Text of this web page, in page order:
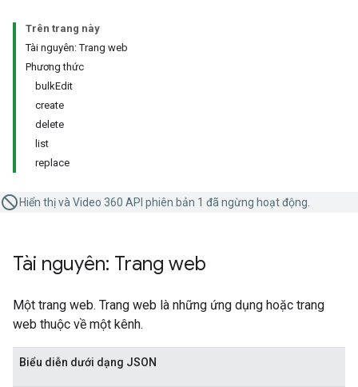
Trên trang này
Tài nguyên: Trang web
Phương thức
bulkEdit
create
delete
list
replace
Hiển thị và Video 360 API phiên bản 1 đã ngừng hoạt động.
Tài nguyên: Trang web
Một trang web. Trang web là những ứng dụng hoặc trang
web thuộc về một kênh.
Biểu diễn dưới dạng JSON